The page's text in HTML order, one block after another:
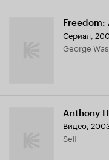
Freedom:
Сериал,
George
Anthony
Видео,
Self